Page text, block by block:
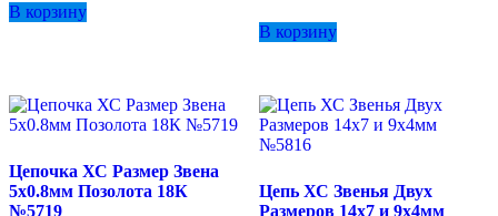
В корзину
В корзину
Цепочка ХС Размер Звена
5х0.8мм Позолота 18К
№5719
Цепь ХС Звенья Двух
Размеров 14х7 и 9х4мм